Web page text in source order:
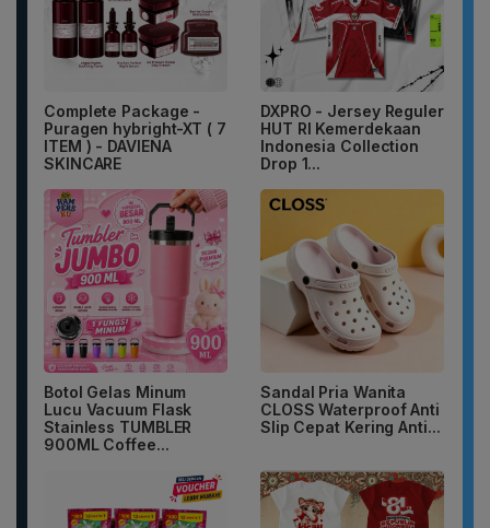
Complete Package -
Puragen hybright-XT ( 7
ITEM ) - DAVIENA
SKINCARE
DXPRO - Jersey Reguler
HUT RI Kemerdekaan
Indonesia Collection
Drop 1...
Botol Gelas Minum
Lucu Vacuum Flask
Stainless TUMBLER
900ML Coffee...
Sandal Pria Wanita
CLOSS Waterproof Anti
Slip Cepat Kering Anti...